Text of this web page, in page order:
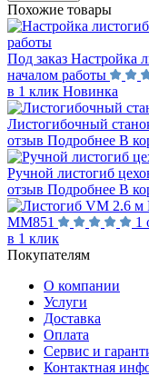
Похожие товары
Под заказ Настройка
началом работы
в 1 клик Новинка
Листогибочный
отзыв Подробнее В
Ручной листогиб
отзыв Подробнее В
MM851
1
в 1 клик
Покупателям
О компании
Услуги
Доставка
Оплата
Сервис и
Контактная